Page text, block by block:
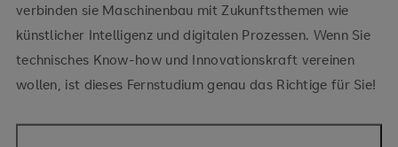
verbinden sie Maschinenbau mit Zukunftsthemen wie
künstlicher Intelligenz und digitalen Prozessen. Wenn Sie
technisches Know-how und Innovationskraft vereinen
wollen, ist dieses Fernstudium genau das Richtige für Sie!